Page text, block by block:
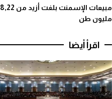
مبيعات الإسمنت بلغت أزيد من 8,22
مليون طن
اقرأ أيضا